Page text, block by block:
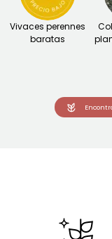
Vivaces perennes
baratas